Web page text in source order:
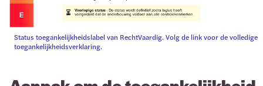
Status toegankelijkheidslabel van RechtVaardig. Volg de link voor de volledige
toegankelijkheidsverklaring.